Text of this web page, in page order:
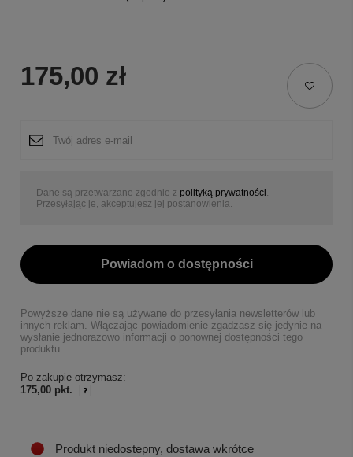
175,00 zł
Dane są przetwarzane zgodnie z polityką prywatności
Przesyłając je, akceptujesz jej postanowienia.
Powiadom o dostępności
Powyższe dane nie są używane do przesyłania newsletterów lub
innych reklam. Włączając powiadomienie zgadzasz się jedynie na
wysłanie jednorazowo informacji o ponownej dostępności tego
produktu.
Po zakupie otrzymasz:
175,00 pkt.
Produkt niedostepny, dostawa wkrótce